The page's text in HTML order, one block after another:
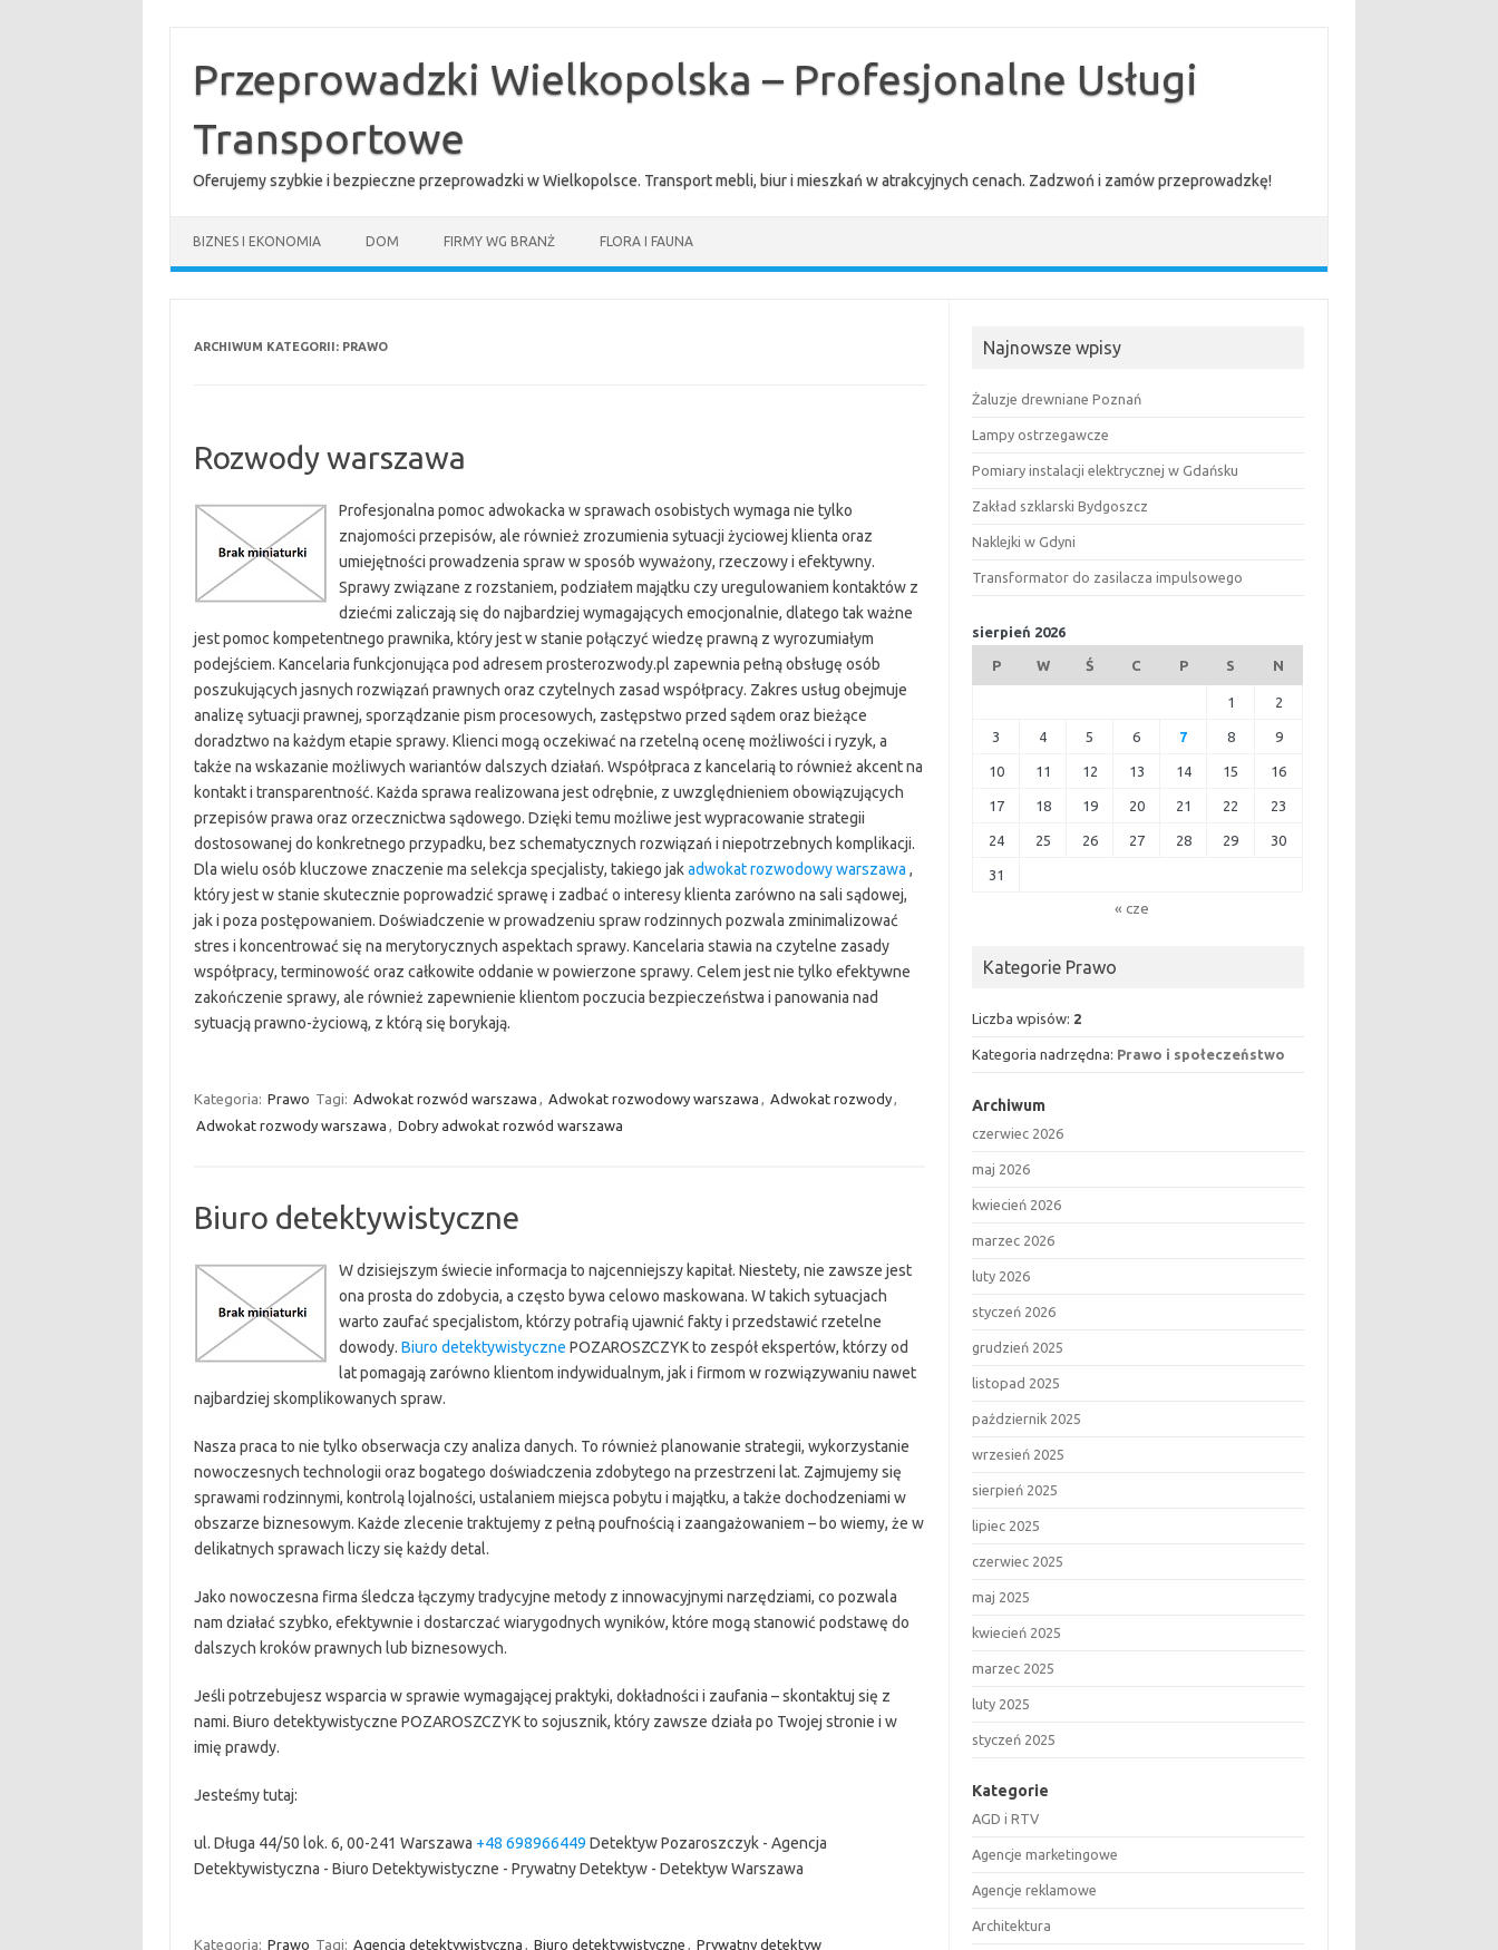
treściPrzeprowadzki Wielkopolska – Profesjonalne Usługi
Transportowe
Oferujemy szybkie i bezpieczne przeprowadzki w Wielkopolsce. Transport mebli, biur i mieszkań w atrakcyjnych cenach. Zadzwoń i zamów przeprowadzkę!
BIZNES I EKONOMIA DOM FIRMY WG BRANŻ FLORA I FAUNA
ARCHIWUM KATEGORII: PRAWO
Rozwody warszawa
Profesjonalna pomoc adwokacka w sprawach osobistych wymaga nie tylko
znajomości przepisów, ale również zrozumienia sytuacji życiowej klienta oraz
umiejętności prowadzenia spraw w sposób wyważony, rzeczowy i efektywny.
Sprawy związane z rozstaniem, podziałem majątku czy uregulowaniem kontaktów z
dziećmi zaliczają się do najbardziej wymagających emocjonalnie, dlatego tak ważne
jest pomoc kompetentnego prawnika, który jest w stanie połączyć wiedzę prawną z wyrozumiałym
podejściem. Kancelaria funkcjonująca pod adresem prosterozwody.pl zapewnia pełną obsługę osób
poszukujących jasnych rozwiązań prawnych oraz czytelnych zasad współpracy. Zakres usług obejmuje
analizę sytuacji prawnej, sporządzanie pism procesowych, zastępstwo przed sądem oraz bieżące
doradztwo na każdym etapie sprawy. Klienci mogą oczekiwać na rzetelną ocenę możliwości i ryzyk, a
także na wskazanie możliwych wariantów dalszych działań. Współpraca z kancelarią to również akcent na
kontakt i transparentność. Każda sprawa realizowana jest odrębnie, z uwzględnieniem obowiązujących
przepisów prawa oraz orzecznictwa sądowego. Dzięki temu możliwe jest wypracowanie strategii
dostosowanej do konkretnego przypadku, bez schematycznych rozwiązań i niepotrzebnych komplikacji.
Dla wielu osób kluczowe znaczenie ma selekcja specjalisty, takiego jakadwokat rozwodowy warszawa ,
który jest w stanie skutecznie poprowadzić sprawę i zadbać o interesy klienta zarówno na sali sądowej,
jak i poza postępowaniem. Doświadczenie w prowadzeniu spraw rodzinnych pozwala zminimalizować
stres i koncentrować się na merytorycznych aspektach sprawy. Kancelaria stawia na czytelne zasady
współpracy, terminowość oraz całkowite oddanie w powierzone sprawy. Celem jest nie tylko efektywne
zakończenie sprawy, ale również zapewnienie klientom poczucia bezpieczeństwa i panowania nad
sytuacją prawno-życiową, z którą się borykają.
Kategoria: Prawo Tagi: Adwokat rozwód warszawa , Adwokat rozwodowy warszawa , Adwokat rozwody,
Adwokat rozwody warszawa , Dobry adwokat rozwód warszawa
Biuro detektywistyczne
W dzisiejszym świecie informacja to najcenniejszy kapitał. Niestety, nie zawsze jest
ona prosta do zdobycia, a często bywa celowo maskowana. W takich sytuacjach
warto zaufać specjalistom, którzy potrafią ujawnić fakty i przedstawić rzetelne
dowody. Biuro detektywistyczne POZAROSZCZYK to zespół ekspertów, którzy od
lat pomagają zarówno klientom indywidualnym, jak i firmom w rozwiązywaniu nawet
najbardziej skomplikowanych spraw.
Nasza praca to nie tylko obserwacja czy analiza danych. To również planowanie strategii, wykorzystanie
nowoczesnych technologii oraz bogatego doświadczenia zdobytego na przestrzeni lat. Zajmujemy się
sprawami rodzinnymi, kontrolą lojalności, ustalaniem miejsca pobytu i majątku, a także dochodzeniami w
obszarze biznesowym. Każde zlecenie traktujemy z pełną poufnością i zaangażowaniem – bo wiemy, że w
delikatnych sprawach liczy się każdy detal.
Jako nowoczesna firma śledcza łączymy tradycyjne metody z innowacyjnymi narzędziami, co pozwala
nam działać szybko, efektywnie i dostarczać wiarygodnych wyników, które mogą stanowić podstawę do
dalszych kroków prawnych lub biznesowych.
Jeśli potrzebujesz wsparcia w sprawie wymagającej praktyki, dokładności i zaufania – skontaktuj się z
nami. Biuro detektywistyczne POZAROSZCZYK to sojusznik, który zawsze działa po Twojej stronie i w
imię prawdy.
Jesteśmy tutaj:
ul. Długa 44/50 lok. 6, 00-241 Warszawa +48 698966449 Detektyw Pozaroszczyk - Agencja
Detektywistyczna - Biuro Detektywistyczne - Prywatny Detektyw - Detektyw Warszawa
Kategoria: Prawo Tagi: Agencja detektywistyczna , Biuro detektywistyczne , Prywatny detektyw
Najnowsze wpisy
Żaluzje drewniane Poznań
Lampy ostrzegawcze
Pomiary instalacji elektrycznej w Gdańsku
Zakład szklarski Bydgoszcz
Naklejki w Gdyni
Transformator do zasilacza impulsowego
sierpień 2026
P W Ś C P S N
1 2
3 4 5 6 7 8 9
10 11 12 13 14 15 16
17 18 19 20 21 22 23
24 25 26 27 28 29 30
31
« cze
Kategorie Prawo
Liczba wpisów: 2
Kategoria nadrzędna: Prawo i społeczeństwo
Archiwum
czerwiec 2026
maj 2026
kwiecień 2026
marzec 2026
luty 2026
styczeń 2026
grudzień 2025
listopad 2025
październik 2025
wrzesień 2025
sierpień 2025
lipiec 2025
czerwiec 2025
maj 2025
kwiecień 2025
marzec 2025
luty 2025
styczeń 2025
Kategorie
AGD i RTV
Agencje marketingowe
Agencje reklamowe
Architektura